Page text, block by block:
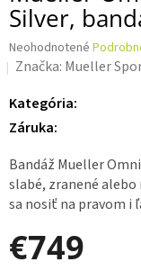
Silver,
Priemerné
hodnotenie
je
z 5
Neohodnotené
Značka: Mueller
Kategória:
Záruka:
Bandáž Mueller
slabé, zranené
sa nosiť na pravom i
€749